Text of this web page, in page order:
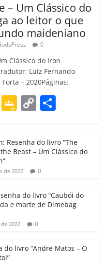
– Um Clássico do
ao leitor o que
maideniano
0
Clássico do Iron
Luiz Fernando
– 2020Páginas:
Li G
gl
e
Cl
a
ss
ro
o
C
p
y
Li
k
m
p
h
ar
Resenha do livro “The
Beast – Um Clássico do
de 2022 0
do livro “Caubói do
e morte de Dimebag
2022 0
do livro “Andre Matos – O